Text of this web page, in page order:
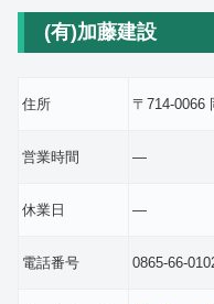
(有)加藤建設
住所 〒714-0066
営業時間 ―
休業日 ―
電話番号 0865-66-